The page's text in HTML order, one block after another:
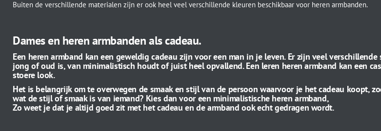
Buiten de verschillende materialen zijn er ook heel veel verschillende kleuren beschikbaar voor heren armbanden.
Dames en heren armbanden als cadeau.
Een heren armband kan een geweldig cadeau zijn voor een man in je leven. Er zijn veel
jong of oud is, van minimalistisch houdt of juist heel opvallend. Een leren heren armband kan een
stoere look.
Het is belangrijk om te overwegen de smaak en stijl van de persoon waarvoor je het cadeau koopt,
wat de stijl of smaak is van iemand? Kies dan voor een minimalistische heren armband,
Zo weet je dat je altijd goed zit met het cadeau en de armband ook echt gedragen wordt.